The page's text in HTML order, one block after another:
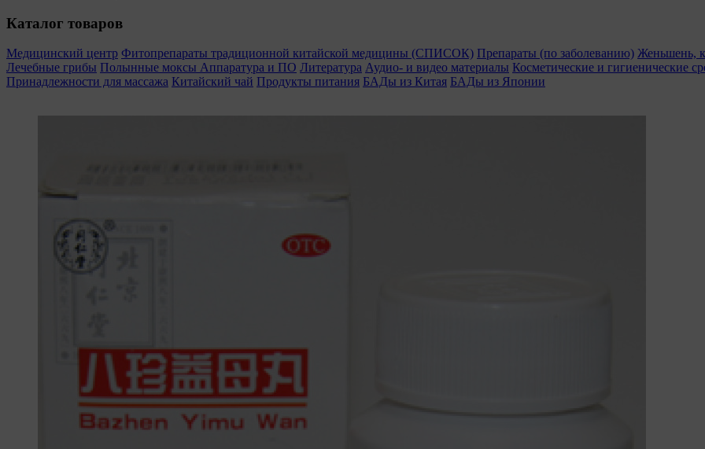
Каталог товаров
Медицинский центр Фитопрепараты традиционной китайской медицины (СПИСОК) Препараты (по заболеванию) Женьшень,
Лечебные грибы Полынные моксы Аппаратура и ПО Литература Аудио- и видео материалы Косметические и гигиенические
Принадлежности для массажа Китайский чай Продукты питания БАДы из Китая БАДы из Японии